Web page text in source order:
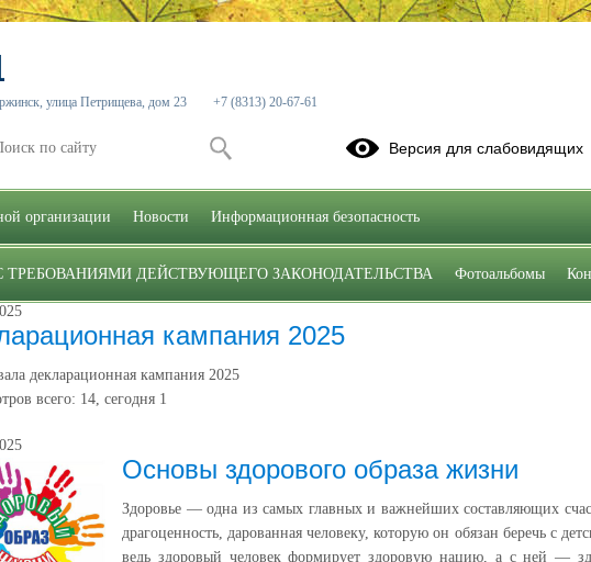
за Февраль 2025
кампания 2025
декларационная кампания 2025
всего: 14, сегодня 1
Основы здорового образа жизни
Здоровье — одна из самых главных и важнейших составляющих
драгоценность, дарованная человеку, которую он обязан беречь с
ведь здоровый человек формирует здоровую нацию, а с ней —
улица Петрищева, дом 23 +7 (8313) 20-67-61
Версия для слабовидящих
организации Новости Информационная безопасность
ДЕЙСТВУЮЩЕГО ЗАКОНОДАТЕЛЬСТВА Фотоальбомы